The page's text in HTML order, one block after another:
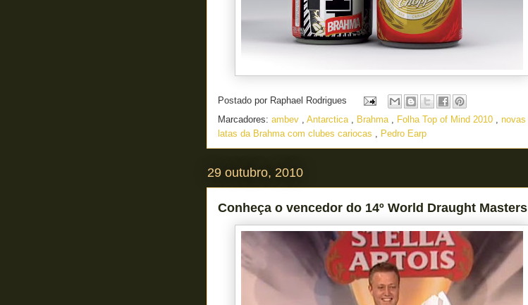
Postado por Raphael Rodrigues
Marcadores: ambev , Antarctica , Brahma , Folha Top of Mind 2010 , novas
latas da Brahma com clubes cariocas , Pedro Earp
29 outubro, 2010
Conheça o vencedor do 14º World Draught Masters